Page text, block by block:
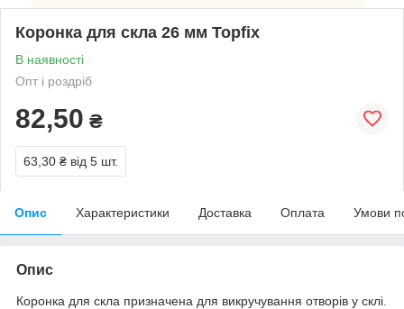
Коронка для скла 26 мм Topfix
В наявності
Опт і роздріб
82,50 ₴
63,30 ₴ від 5 шт.
Опис Характеристики Доставка Оплата Умови
Опис
Коронка для скла призначена для викручування отворів у склі.